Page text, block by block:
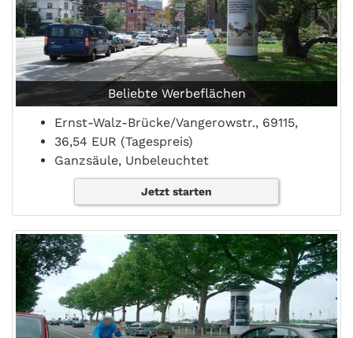
Beliebte Werbeflächen
Ernst-Walz-Brücke/Vangerowstr., 69115,
36,54 EUR (Tagespreis)
Ganzsäule, Unbeleuchtet
Jetzt starten